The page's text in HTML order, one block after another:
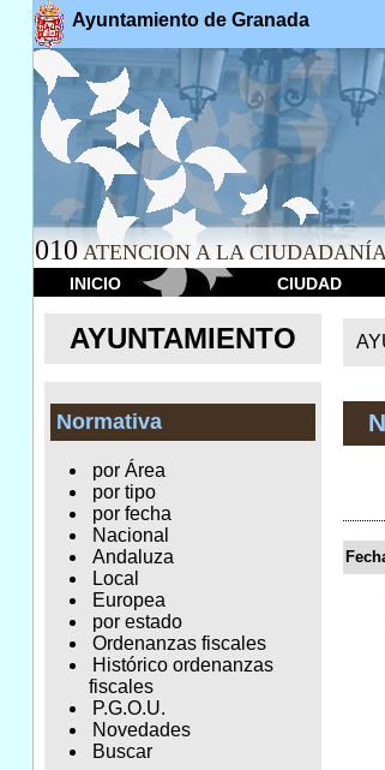
Ayuntamiento de Granada
010 ATENCION A LA
INICIO CIUDAD
AYUNTAMIENTO
Normativa
por Área
por tipo
por fecha
Nacional
Andaluza
Local
Europea
por estado
Ordenanzas fiscales
Histórico ordenanzas
fiscales
P.G.O.U.
Novedades
Buscar